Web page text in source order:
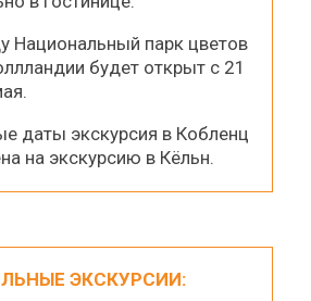
Национальный парк цветов
будет открыт с 21
даты экскурсия в Кобленц
на экскурсию в Кёльн.
ЭКСКУРСИИ: